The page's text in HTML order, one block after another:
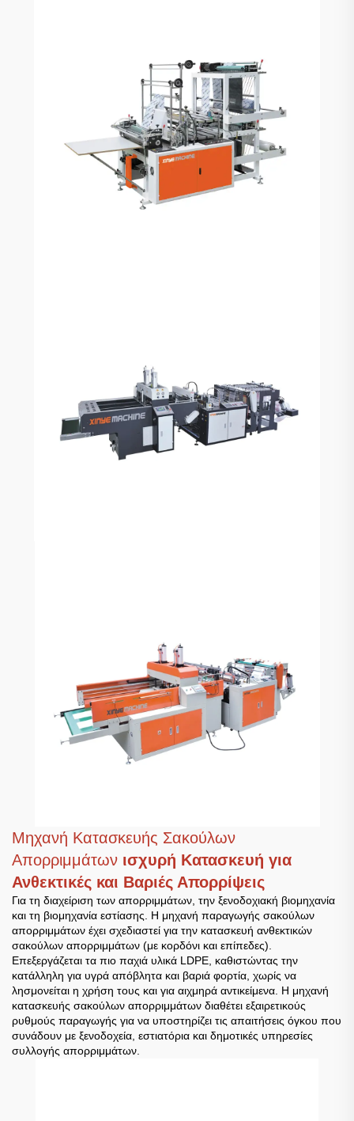
Μηχανή Κατασκευής Σακούλων
Απορριμμάτων ισχυρή Κατασκευή για
Ανθεκτικές και Βαριές Απορρίψεις
Για τη διαχείριση των απορριμμάτων, την ξενοδοχιακή βιομηχανία
και τη βιομηχανία εστίασης. Η μηχανή παραγωγής σακούλων
απορριμμάτων έχει σχεδιαστεί για την κατασκευή ανθεκτικών
σακούλων απορριμμάτων (με κορδόνι και επίπεδες).
Επεξεργάζεται τα πιο παχιά υλικά LDPE, καθιστώντας την
κατάλληλη για υγρά απόβλητα και βαριά φορτία, χωρίς να
λησμονείται η χρήση τους και για αιχμηρά αντικείμενα. Η μηχανή
κατασκευής σακούλων απορριμμάτων διαθέτει εξαιρετικούς
ρυθμούς παραγωγής για να υποστηρίζει τις απαιτήσεις όγκου που
συνάδουν με ξενοδοχεία, εστιατόρια και δημοτικές υπηρεσίες
συλλογής απορριμμάτων.